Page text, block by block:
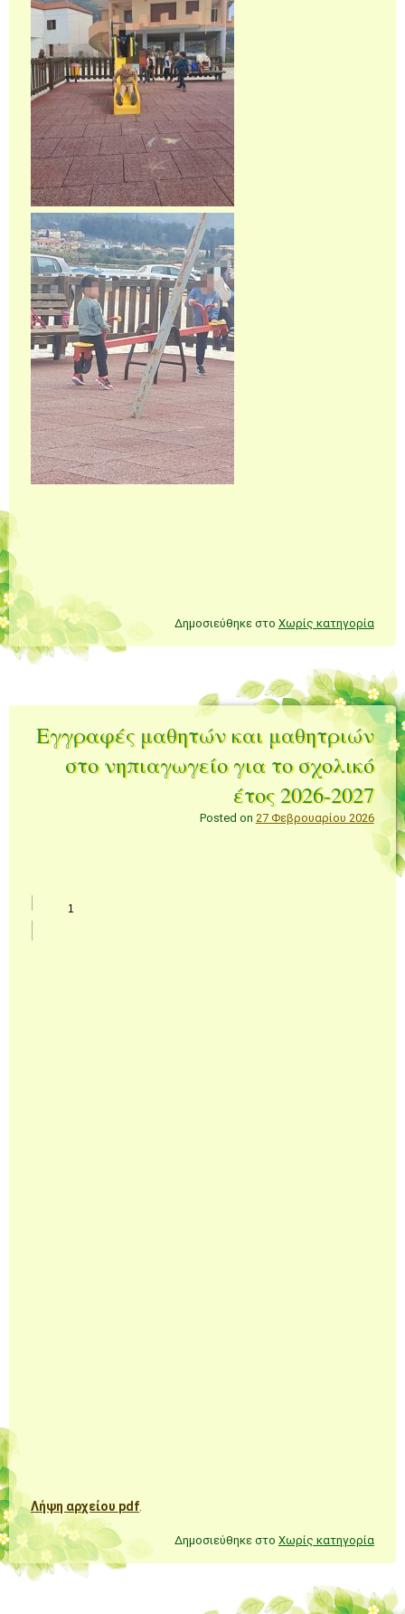
Δημοσιεύθηκε στο Χωρίς κατηγορία
Εγγραφές μαθητών και μαθητριών
στο νηπιαγωγείο για το σχολικό
έτος 2026-2027
Posted on 27 Φεβρουαρίου 2026
Λήψη αρχείου pdf.
Δημοσιεύθηκε στο Χωρίς κατηγορία